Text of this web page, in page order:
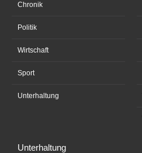
Chronik
Politik
Wirtschaft
Sport
Unterhaltung
Unterhaltung